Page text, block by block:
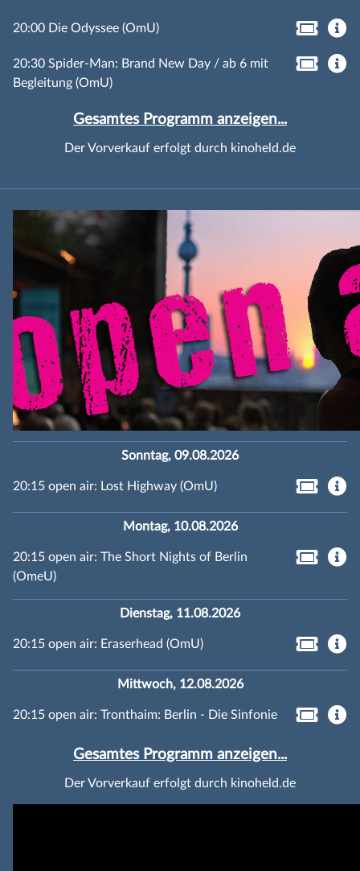
20:00 Die Odyssee (OmU)
20:30 Spider-Man: Brand New Day / ab 6 mit
Begleitung (OmU)
Gesamtes Programm anzeigen...
Der Vorverkauf erfolgt durch kinoheld.de
Sonntag, 09.08.2026
20:15 open air: Lost Highway (OmU)
Montag, 10.08.2026
20:15 open air: The Short Nights of Berlin
(OmeU)
Dienstag, 11.08.2026
20:15 open air: Eraserhead (OmU)
Mittwoch, 12.08.2026
20:15 open air: Tronthaim: Berlin - Die Sinfonie
Gesamtes Programm anzeigen...
Der Vorverkauf erfolgt durch kinoheld.de